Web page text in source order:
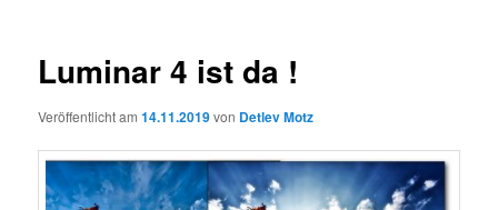
Luminar 4 ist da !
Veröffentlicht am14.11.2019von Detlev Motz